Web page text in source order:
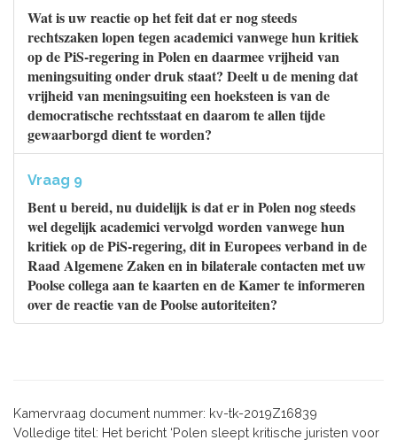
Wat is uw reactie op het feit dat er nog steeds
rechtszaken lopen tegen academici vanwege hun kritiek
op de PiS-regering in Polen en daarmee vrijheid van
meningsuiting onder druk staat? Deelt u de mening dat
vrijheid van meningsuiting een hoeksteen is van de
democratische rechtsstaat en daarom te allen tijde
gewaarborgd dient te worden?
Vraag 9
Bent u bereid, nu duidelijk is dat er in Polen nog steeds
wel degelijk academici vervolgd worden vanwege hun
kritiek op de PiS-regering, dit in Europees verband in de
Raad Algemene Zaken en in bilaterale contacten met uw
Poolse collega aan te kaarten en de Kamer te informeren
over de reactie van de Poolse autoriteiten?
Kamervraag document nummer: kv-tk-2019Z16839
Volledige titel: Het bericht ‘Polen sleept kritische juristen voor